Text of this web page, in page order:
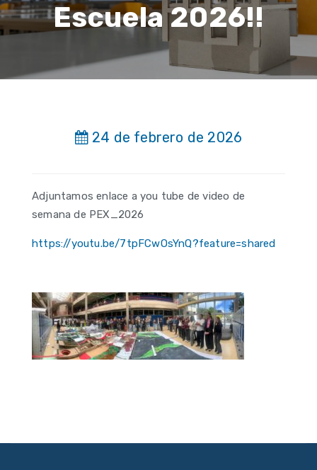
Escuela 2026!!
24 de febrero de 2026
Adjuntamos enlace a you tube de video de
semana de PEX_2026
https://youtu.be/7tpFCwOsYnQ?feature=shared